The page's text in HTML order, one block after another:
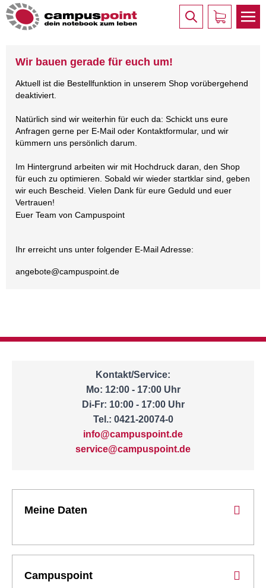
Wir bauen gerade für euch um!
Aktuell ist die Bestellfunktion in unserem Shop vorübergehend
deaktiviert.
Natürlich sind wir weiterhin für euch da: Schickt uns eure
Anfragen gerne per E-Mail oder Kontaktformular, und wir
kümmern uns persönlich darum.
Im Hintergrund arbeiten wir mit Hochdruck daran, den Shop
für euch zu optimieren. Sobald wir wieder startklar sind, geben
wir euch Bescheid. Vielen Dank für eure Geduld und euer
Vertrauen!
Euer Team von Campuspoint
Ihr erreicht uns unter folgender E-Mail Adresse:
angebote@campuspoint.de
Kontakt/Service:
Mo: 12:00 - 17:00 Uhr
Di-Fr: 10:00 - 17:00 Uhr
Tel.: 0421-20074-0
info@campuspoint.de
service@campuspoint.de
Meine Daten
Campuspoint